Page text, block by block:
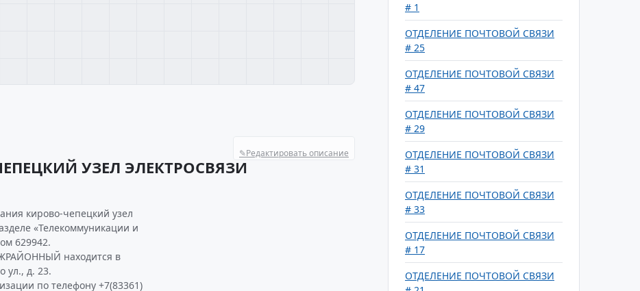
✎Редактировать описание
УЗЕЛ ЭЛЕКТРОСВЯЗИ
кирово-чепецкий узел
«Телекоммуникации и
629942.
находится в
ул., д. 23.
по телефону +7(83361)
# 1
ОТДЕЛЕНИЕ ПОЧТОВОЙ СВЯЗИ
# 25
ОТДЕЛЕНИЕ ПОЧТОВОЙ СВЯЗИ
# 47
ОТДЕЛЕНИЕ ПОЧТОВОЙ СВЯЗИ
# 29
ОТДЕЛЕНИЕ ПОЧТОВОЙ СВЯЗИ
# 31
ОТДЕЛЕНИЕ ПОЧТОВОЙ СВЯЗИ
# 33
ОТДЕЛЕНИЕ ПОЧТОВОЙ СВЯЗИ
# 17
ОТДЕЛЕНИЕ ПОЧТОВОЙ СВЯЗИ